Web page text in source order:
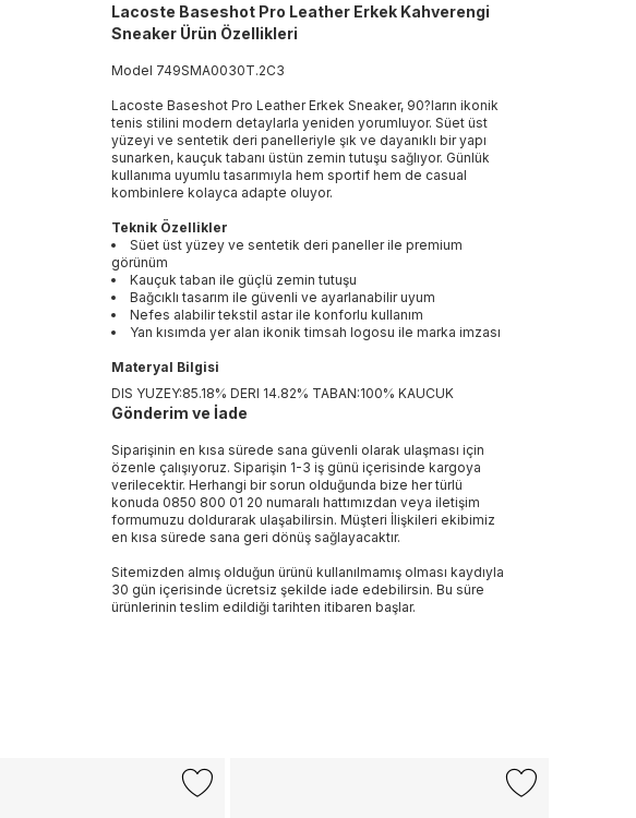
Lacoste Baseshot Pro Leather Erkek Kahverengi
Sneaker Ürün Özellikleri
Model 749SMA0030T.2C3
Lacoste Baseshot Pro Leather Erkek Sneaker, 90?ların ikonik
tenis stilini modern detaylarla yeniden yorumluyor. Süet üst
yüzeyi ve sentetik deri panelleriyle şık ve dayanıklı bir yapı
sunarken, kauçuk tabanı üstün zemin tutuşu sağlıyor. Günlük
kullanıma uyumlu tasarımıyla hem sportif hem de casual
kombinlere kolayca adapte oluyor.
Teknik Özellikler
Süet üst yüzey ve sentetik deri paneller ile premium
görünüm
Kauçuk taban ile güçlü zemin tutuşu
Bağcıklı tasarım ile güvenli ve ayarlanabilir uyum
Nefes alabilir tekstil astar ile konforlu kullanım
Yan kısımda yer alan ikonik timsah logosu ile marka imzası
Materyal Bilgisi
DIS YUZEY:85.18% DERI 14.82% TABAN:100% KAUCUK
Gönderim ve İade
Siparişinin en kısa sürede sana güvenli olarak ulaşması için
özenle çalışıyoruz. Siparişin 1-3 iş günü içerisinde kargoya
verilecektir. Herhangi bir sorun olduğunda bize her türlü
konuda 0850 800 01 20 numaralı hattımızdan veya iletişim
formumuzu doldurarak ulaşabilirsin. Müşteri İlişkileri ekibimiz
en kısa sürede sana geri dönüş sağlayacaktır.
Sitemizden almış olduğun ürünü kullanılmamış olması kaydıyla
30 gün içerisinde ücretsiz şekilde iade edebilirsin. Bu süre
ürünlerinin teslim edildiği tarihten itibaren başlar.